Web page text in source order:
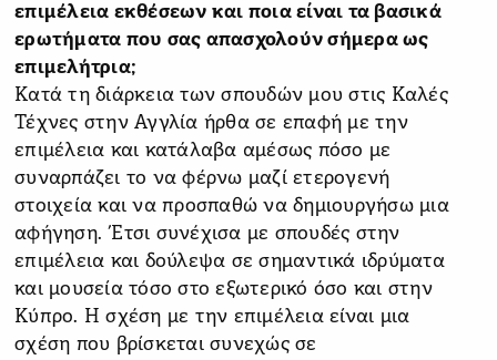
επιμέλεια εκθέσεων και ποια είναι τα βασικά
ερωτήματα που σας απασχολούν σήμερα ως
επιμελήτρια;
Κατά τη διάρκεια των σπουδών μου στις Καλές
Τέχνες στην Αγγλία ήρθα σε επαφή με την
επιμέλεια και κατάλαβα αμέσως πόσο με
συναρπάζει το να φέρνω μαζί ετερογενή
στοιχεία και να προσπαθώ να δημιουργήσω μια
αφήγηση. Έτσι συνέχισα με σπουδές στην
επιμέλεια και δούλεψα σε σημαντικά ιδρύματα
και μουσεία τόσο στο εξωτερικό όσο και στην
Κύπρο. Η σχέση με την επιμέλεια είναι μια
σχέση που βρίσκεται συνεχώς σε